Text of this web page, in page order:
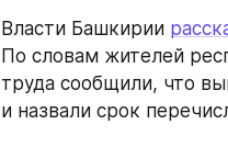
Власти Башкирии
По словам жителей
труда сообщили, что
и назвали срок